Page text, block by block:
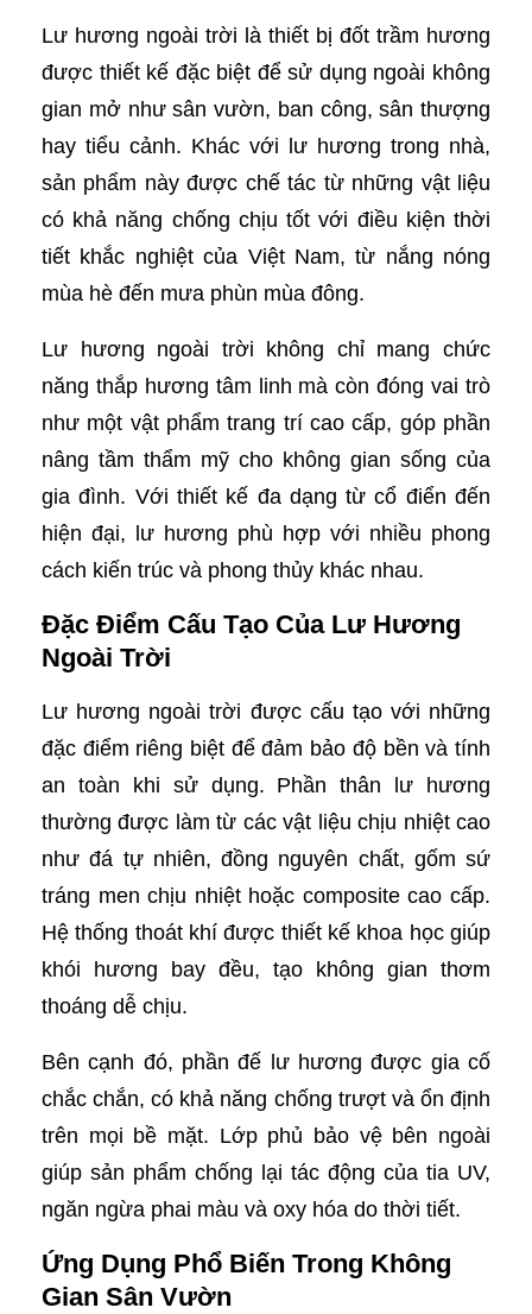
Lư hương ngoài trời là thiết bị đốt trầm hương
được thiết kế đặc biệt để sử dụng ngoài không
gian mở như sân vườn, ban công, sân thượng
hay tiểu cảnh. Khác với lư hương trong nhà,
sản phẩm này được chế tác từ những vật liệu
có khả năng chống chịu tốt với điều kiện thời
tiết khắc nghiệt của Việt Nam, từ nắng nóng
mùa hè đến mưa phùn mùa đông.
Lư hương ngoài trời không chỉ mang chức
năng thắp hương tâm linh mà còn đóng vai trò
như một vật phẩm trang trí cao cấp, góp phần
nâng tầm thẩm mỹ cho không gian sống của
gia đình. Với thiết kế đa dạng từ cổ điển đến
hiện đại, lư hương phù hợp với nhiều phong
cách kiến trúc và phong thủy khác nhau.
Đặc Điểm Cấu Tạo Của Lư Hương
Ngoài Trời
Lư hương ngoài trời được cấu tạo với những
đặc điểm riêng biệt để đảm bảo độ bền và tính
an toàn khi sử dụng. Phần thân lư hương
thường được làm từ các vật liệu chịu nhiệt cao
như đá tự nhiên, đồng nguyên chất, gốm sứ
tráng men chịu nhiệt hoặc composite cao cấp.
Hệ thống thoát khí được thiết kế khoa học giúp
khói hương bay đều, tạo không gian thơm
thoáng dễ chịu.
Bên cạnh đó, phần đế lư hương được gia cố
chắc chắn, có khả năng chống trượt và ổn định
trên mọi bề mặt. Lớp phủ bảo vệ bên ngoài
giúp sản phẩm chống lại tác động của tia UV,
ngăn ngừa phai màu và oxy hóa do thời tiết.
Ứng Dụng Phổ Biến Trong Không
Gian Sân Vườn